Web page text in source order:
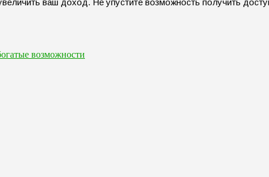
ваш доход. Не упустите возможность получить
возможности